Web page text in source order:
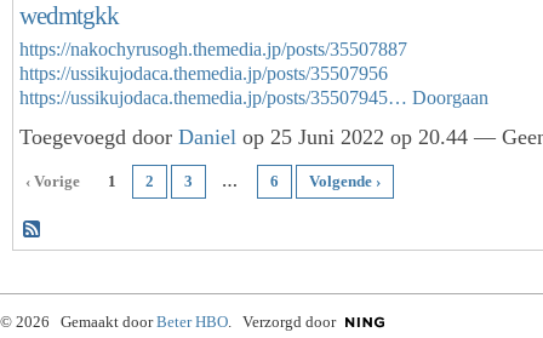
wedmtgkk
https://nakochyrusogh.themedia.jp/posts/35507887
https://ussikujodaca.themedia.jp/posts/35507956
https://ussikujodaca.themedia.jp/posts/35507945… Doorgaan
Toegevoegd door Daniel op 25 Juni 2022 op 20.44 —
‹ Vorige 1 2 3 … 6 Volgende ›
© 2026 Gemaakt doorBeter HBO. Verzorgd door